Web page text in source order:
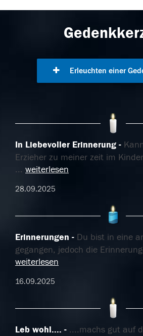
Erleuchten einer
In Liebevoller Erinnerung
Erzieher zu meiner zeit im
... weiterlesen
28.09.2025
Erinnerungen
Du bist in eine
gegangen, jedoch die
weiterlesen
16.09.2025
Leb wohl.... ....machs gut auf